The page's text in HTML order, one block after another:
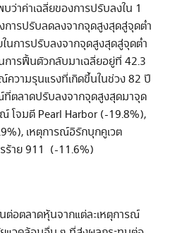
ว่าค่าเฉลี่ยของการปรับลงใน 1
การปรับลดลงจากจุดสูงสุดสู่จุดต่ำ
ในการปรับลงจากจุดสูงสุดสู่จุดต่ำ
การฟื้นตัวกลับมาเฉลี่ยอยู่ที่ 42.3
วามรุนแรงที่เกิดขึ้นในช่วง 82 ปี
ตลาดปรับลงจากจุดสูงสุดมาจุด
โจมตี Pearl Harbor (-19.8%),
เหตุการณ์อิรักบุกคูเวต
ร้าย 911 (-11.6%)
อตลาดหุ้นจากแต่ละเหตุการณ์